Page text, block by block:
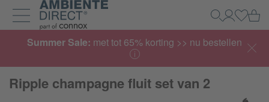
Home
Navigatie uit- en inklappen
Zoeken
Mijn
Summer Sale: met tot 65% korting >> nu bestellen
Ripple champagne fluit set van 2